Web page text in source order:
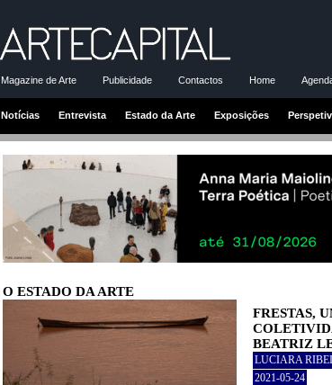
Magazine de Arte Publicidade Contactos Home
Notícias Entrevista Estado da Arte Exposições
O ESTADO DA ARTE
FRESTAS,
BEATRIZ
LUCIARA
2021-05-24